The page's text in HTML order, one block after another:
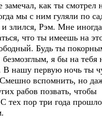
как ты смотрел
мы с ним гуляли по
злился, Рэм. Мне
что ты имеешь на
Будь ты
я бы на тебя
В нашу первую ночь ты
вспомнить, но
рабов позвать, чтобы
С тех пор три года